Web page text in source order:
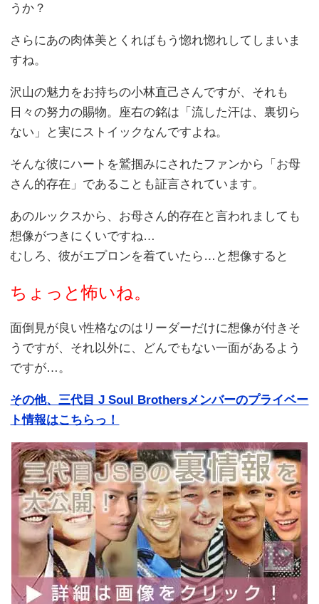
うか？
さらにあの肉体美とくればもう惚れ惚れしてしまいま
すね。
沢山の魅力をお持ちの小林直己さんですが、それも
日々の努力の賜物。座右の銘は「流した汗は、裏切ら
ない」と実にストイックなんですよね。
そんな彼にハートを鷲掴みにされたファンから「お母
さん的存在」であることも証言されています。
あのルックスから、お母さん的存在と言われましても
想像がつきにくいですね…
むしろ、彼がエプロンを着ていたら…と想像すると
ちょっと怖いね。
面倒見が良い性格なのはリーダーだけに想像が付きそ
うですが、それ以外に、どんでもない一面があるよう
ですが…。
その他、三代目 J Soul Brothersメンバーのプライベー
ト情報はこちらっ！